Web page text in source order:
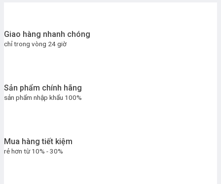
Giao hàng nhanh chóng
chỉ trong vòng 24 giờ
Sản phẩm chính hãng
sản phẩm nhập khẩu 100%
Mua hàng tiết kiệm
rẻ hơn từ 10% - 30%